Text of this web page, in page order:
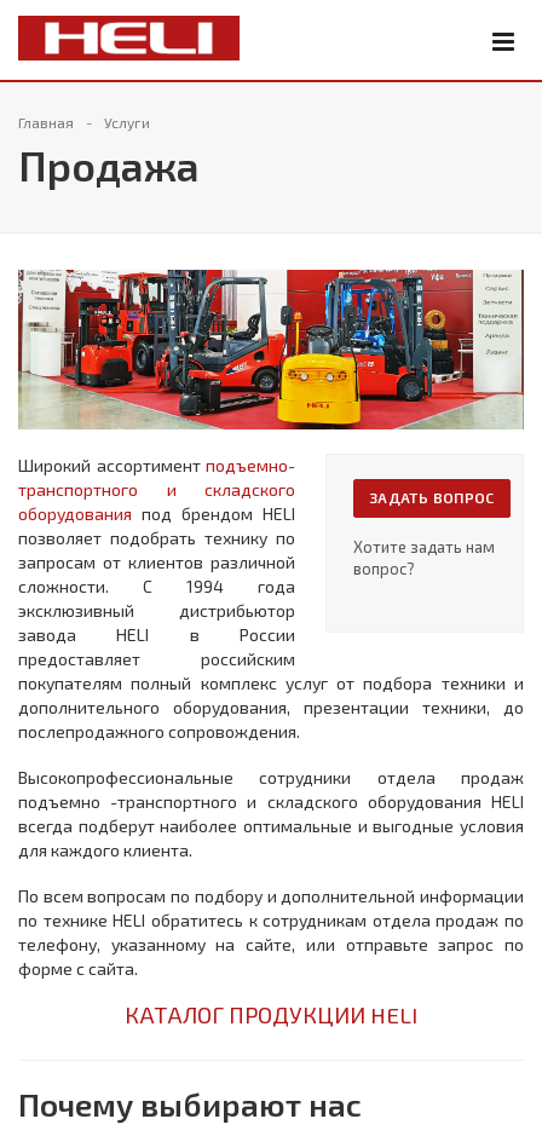
Главная Услуги
Продажа
ЗАДАТЬ ВОПРОС
Хотите задать нам
вопрос?
Широкий ассортимент подъемно-
транспортного и складского
оборудования под брендом HELI
позволяет подобрать технику по
запросам от клиентов различной
сложности. С 1994 года
эксклюзивный дистрибьютор
завода HELI в России
предоставляет российским
покупателям полный комплекс услуг от подбора техники и
дополнительного оборудования, презентации техники, до
послепродажного сопровождения.
Высокопрофессиональные сотрудники отдела продаж
подъемно -транспортного и складского оборудования HELI
всегда подберут наиболее оптимальные и выгодные условия
для каждого клиента.
По всем вопросам по подбору и дополнительной информации
по технике HELI обратитесь к сотрудникам отдела продаж по
телефону, указанному на сайте, или отправьте запрос по
форме с сайта.
КАТАЛОГ ПРОДУКЦИИ HELI
Почему выбирают нас